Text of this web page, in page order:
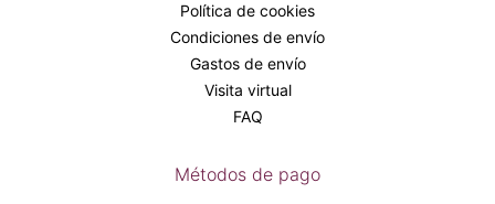
Política de cookies
Condiciones de envío
Gastos de envío
Visita virtual
FAQ
Métodos de pago